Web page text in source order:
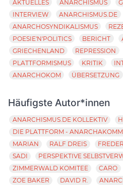
AKTUELLES ANARCHISMUS
INTERVIEW
ANARCHISMUS.DE
ANARCHOSYNDIKALISMUS
POESIE'N'POLITICS
BERICHT
GRIECHENLAND
REPRESSION
PLATTFORMISMUS
KRITIK
ANARCHOKOM
ÜBERSETZUNG
Häufigste Autor*innen
ANARCHISMUS.DE KOLLEKTIV
DIE PLATTFORM -
MARIAN
RALF DREIS
SADI
PERSPEKTIVE
ZIMMERWALD KOMITEE
CARO
ZOE BAKER
DAVID R.